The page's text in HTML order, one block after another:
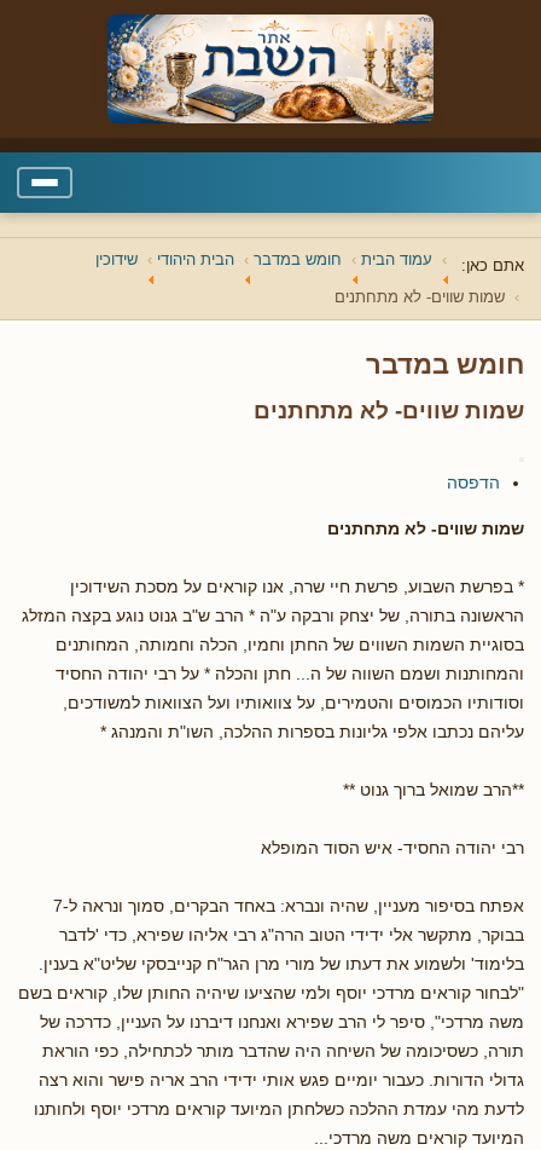
אתם כאן: עמוד הבית חומש במדבר הבית היהודי שידוכין
שמות שווים- לא מתחתנים
חומש במדבר
שמות שווים- לא מתחתנים
הדפסה
שמות שווים- לא מתחתנים
* בפרשת השבוע, פרשת חיי שרה, אנו קוראים על מסכת השידוכין
הראשונה בתורה, של יצחק ורבקה ע"ה * הרב ש"ב גנוט נוגע בקצה המזלג
בסוגיית השמות השווים של החתן וחמיו, הכלה וחמותה, המחותנים
והמחותנות ושמם השווה של ה... חתן והכלה * על רבי יהודה החסיד
וסודותיו הכמוסים והטמירים, על צוואותיו ועל הצוואות למשודכים,
עליהם נכתבו אלפי גליונות בספרות ההלכה, השו"ת והמנהג *
**הרב שמואל ברוך גנוט **
רבי יהודה החסיד- איש הסוד המופלא
אפתח בסיפור מעניין, שהיה ונברא: באחד הבקרים, סמוך ונראה ל-7
בבוקר, מתקשר אלי ידידי הטוב הרה"ג רבי אליהו שפירא, כדי 'לדבר
בלימוד' ולשמוע את דעתו של מורי מרן הגר"ח קנייבסקי שליט"א בענין.
"לבחור קוראים מרדכי יוסף ולמי שהציעו שיהיה החותן שלו, קוראים בשם
משה מרדכי", סיפר לי הרב שפירא ואנחנו דיברנו על העניין, כדרכה של
תורה, כשסיכומה של השיחה היה שהדבר מותר לכתחילה, כפי הוראת
גדולי הדורות. כעבור יומיים פגש אותי ידידי הרב אריה פישר והוא רצה
לדעת מהי עמדת ההלכה כשלחתן המיועד קוראים מרדכי יוסף ולחותנו
המיועד קוראים משה מרדכי...